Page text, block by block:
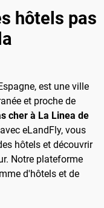
hôtels pas
est une ville
et proche de
cher à La Linea de
eLandFly, vous
hôtels et découvrir
Notre plateforme
d'hôtels et de